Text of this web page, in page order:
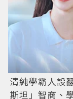
清純學霸人設
斯坦」智商、